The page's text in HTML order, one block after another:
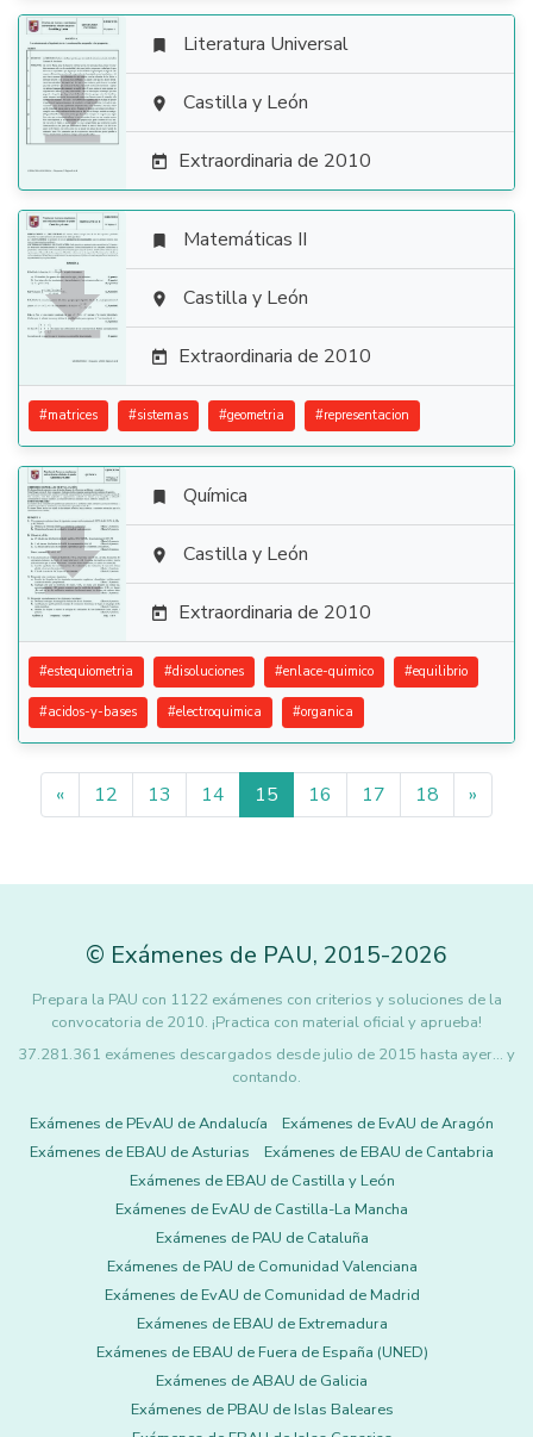

 Literatura Universal
 Castilla y León
 Extraordinaria de 2010

 Matemáticas II
 Castilla y León
 Extraordinaria de 2010
#matrices #sistemas #geometria #representacion

 Química
 Castilla y León
 Extraordinaria de 2010
#estequiometria #disoluciones #enlace-quimico #equilibrio
#acidos-y-bases #electroquimica #organica
« 12 13 14 15 16 17 18 »
© Exámenes de PAU, 2015-2026
Prepara la PAU con 1122 exámenes con criterios y soluciones de la
convocatoria de 2010. ¡Practica con material oficial y aprueba!
37.281.361 exámenes descargados desde julio de 2015 hasta ayer... y
contando.
Exámenes de PEvAU de Andalucía
Exámenes de EvAU de Aragón
Exámenes de EBAU de Asturias
Exámenes de EBAU de Cantabria
Exámenes de EBAU de Castilla y León
Exámenes de EvAU de Castilla-La Mancha
Exámenes de PAU de Cataluña
Exámenes de PAU de Comunidad Valenciana
Exámenes de EvAU de Comunidad de Madrid
Exámenes de EBAU de Extremadura
Exámenes de EBAU de Fuera de España (UNED)
Exámenes de ABAU de Galicia
Exámenes de PBAU de Islas Baleares